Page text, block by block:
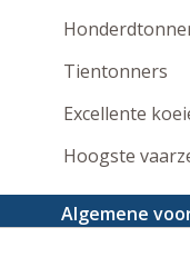
Tientonners
Excellente
Hoogste
Algemene